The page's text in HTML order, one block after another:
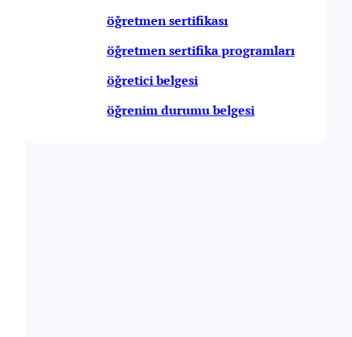
öğretmen sertifikası
öğretmen sertifika programları
öğretici belgesi
öğrenim durumu belgesi